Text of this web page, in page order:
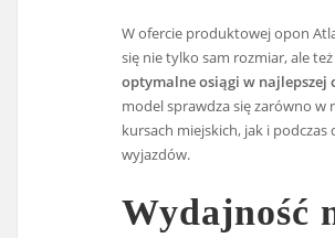
W ofercie produktowej opon
się nie tylko sam rozmiar, ale
optymalne osiągi w najlepszej
model sprawdza się zarówno w
kursach miejskich, jak i podczas
wyjazdów.
Wydajność